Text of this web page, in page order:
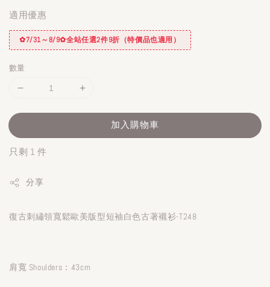
適用優惠
✿7/31～8/9✿全站任選2件9折（特價品也適用）
數量
加入購物車
只剩 1 件
分享
復古刺繡領寬鬆歐美版型短袖白色古著襯衫-T248
肩寬 Shoulders：43cm